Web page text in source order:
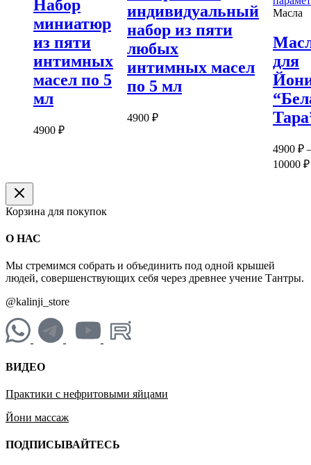
Набор
миниатюр
из пяти
интимных
масел по 5
мл
4900 ₽
индивидуальный
набор из пяти
любых
интимных масел
по 5 мл
4900 ₽
Масла
для
4900 ₽
10000 ₽
Корзина для покупок
О НАС
Мы стремимся собрать и объединить под одной крышей
людей, совершенствующих себя через древнее учение Тантры.
@kalinji_store
ВИДЕО
Практики с нефритовыми яйцами
Йони массаж
ПОДПИСЫВАЙТЕСЬ